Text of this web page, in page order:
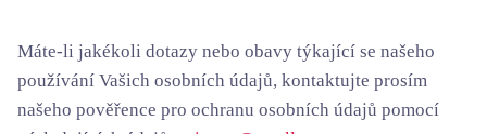
Máte-li jakékoli dotazy nebo obavy týkající se našeho
používání Vašich osobních údajů, kontaktujte prosím
našeho pověřence pro ochranu osobních údajů pomocí